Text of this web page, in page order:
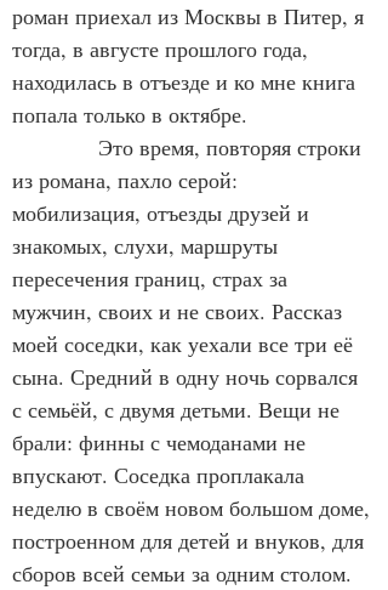
роман приехал из Москвы в Питер, я
тогда, в августе прошлого года,
находилась в отъезде и ко мне книга
попала только в октябре.
Это время, повторяя строки
из романа, пахло серой:
мобилизация, отъезды друзей и
знакомых, слухи, маршруты
пересечения границ, страх за
мужчин, своих и не своих. Рассказ
моей соседки, как уехали все три её
сына. Средний в одну ночь сорвался
с семьёй, с двумя детьми. Вещи не
брали: финны с чемоданами не
впускают. Соседка проплакала
неделю в своём новом большом доме,
построенном для детей и внуков, для
сборов всей семьи за одним столом.